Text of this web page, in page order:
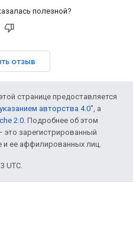
полезной?
отзыв
странице предоставляется
авторства 4.0", а
2.0. Подробнее об этом
это зарегистрированный
и ее аффилированных лиц.
UTC.